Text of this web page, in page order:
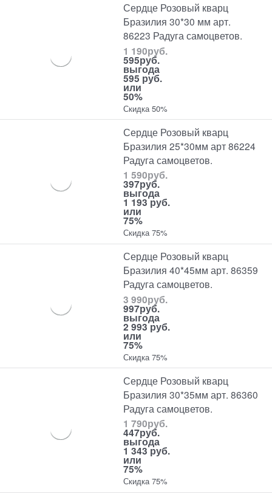
Сердце Розовый кварц
Бразилия 30*30 мм арт.
86223 Радуга самоцветов.
1 190руб.
595руб.
выгода
595 руб.
или
50%
Скидка 50%
Сердце Розовый кварц
Бразилия 25*30мм арт 86224
Радуга самоцветов.
1 590руб.
397руб.
выгода
1 193 руб.
или
75%
Скидка 75%
Сердце Розовый кварц
Бразилия 40*45мм арт. 86359
Радуга самоцветов.
3 990руб.
997руб.
выгода
2 993 руб.
или
75%
Скидка 75%
Сердце Розовый кварц
Бразилия 30*35мм арт. 86360
Радуга самоцветов.
1 790руб.
447руб.
выгода
1 343 руб.
или
75%
Скидка 75%